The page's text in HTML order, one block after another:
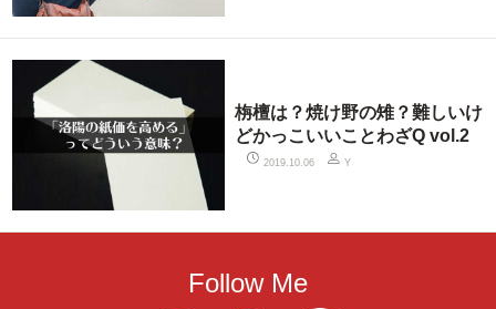
栴檀は？焼け野の雉？難しいけ
どかっこいいことわざQ vol.2
2019.10.06 Y
Follow Me